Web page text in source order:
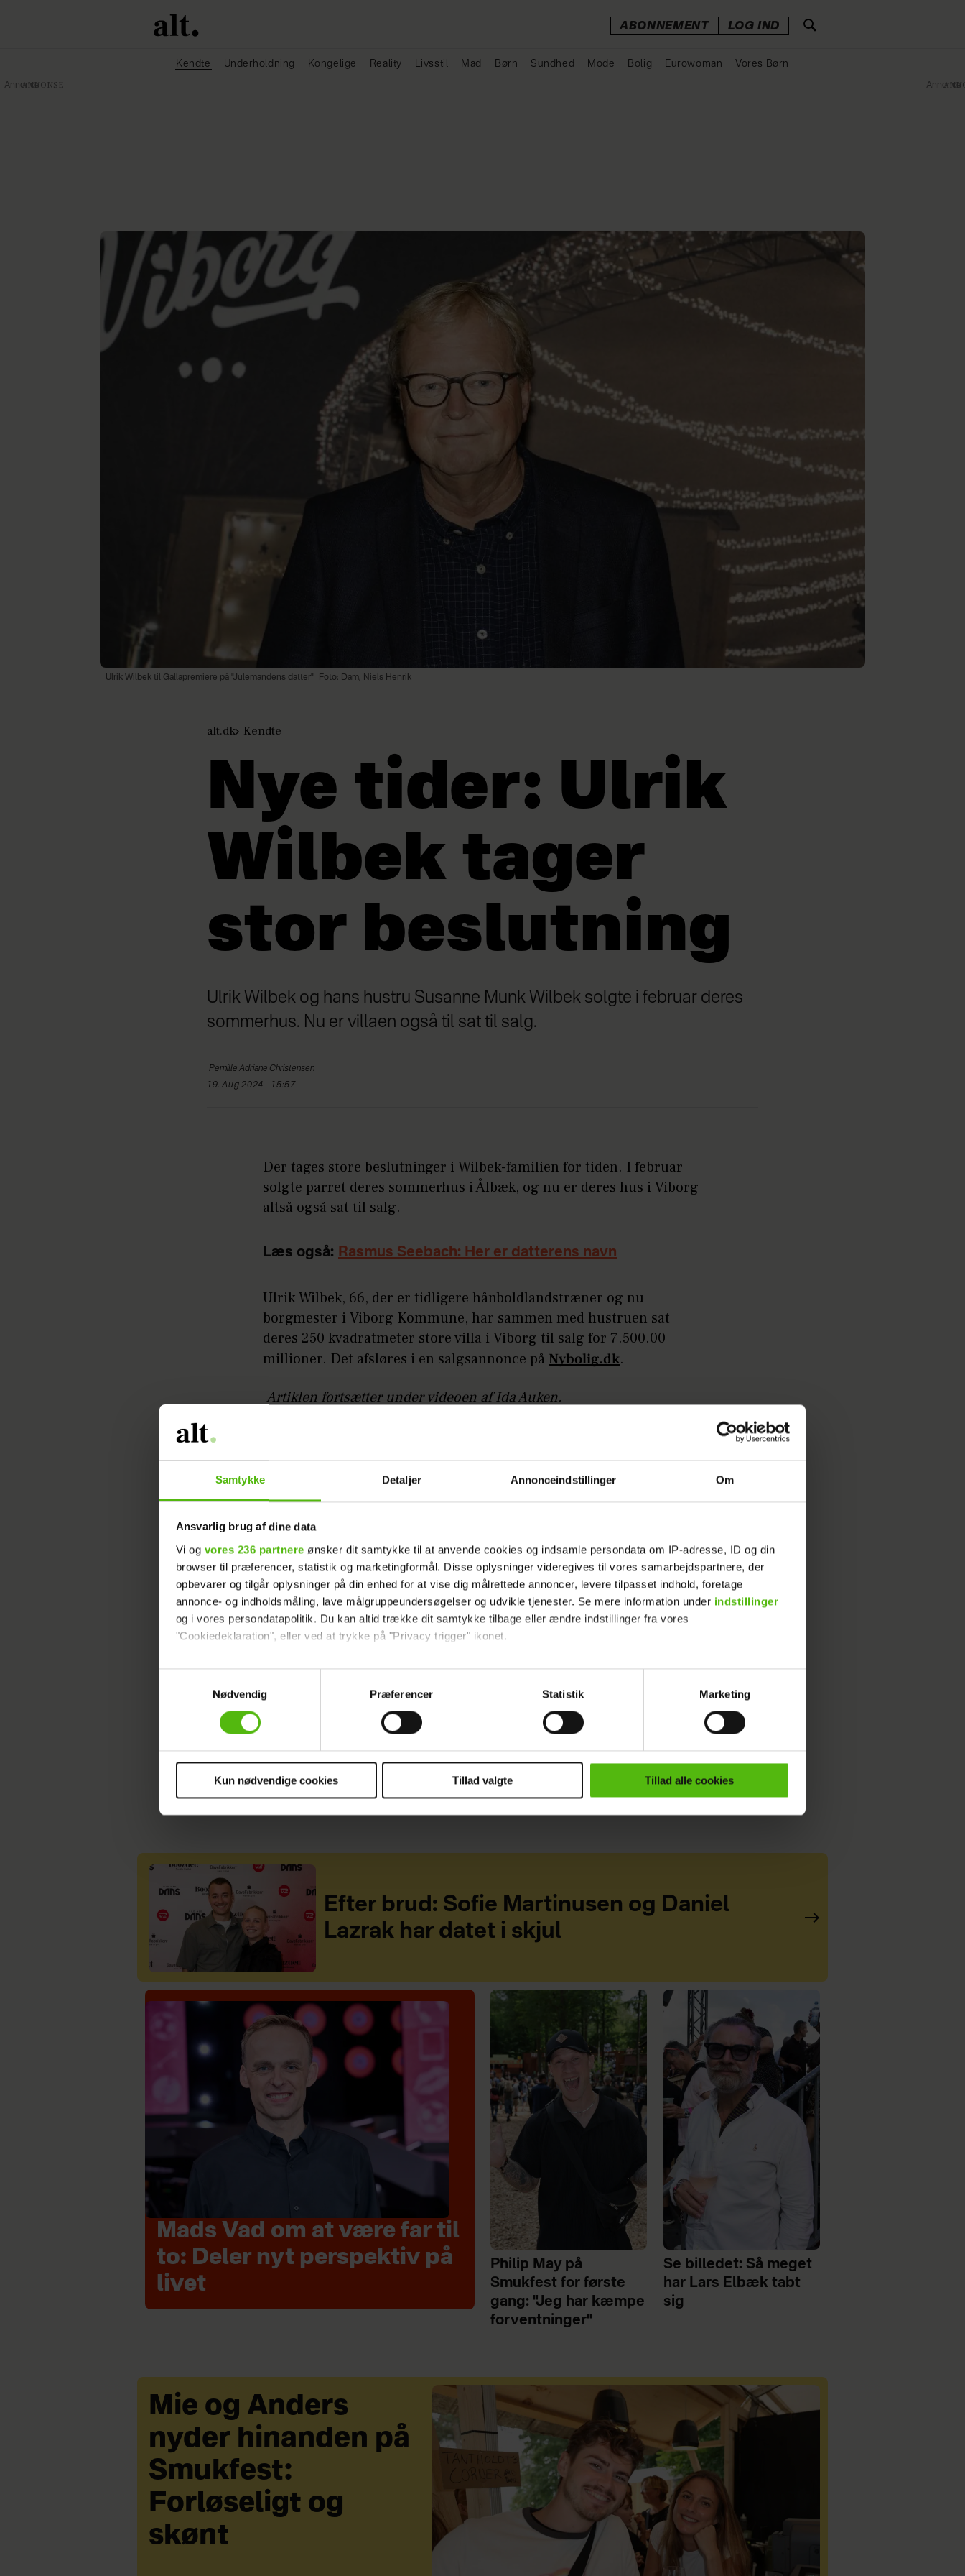
Samtykke Detaljer Annonceindstillinger Om
Ansvarlig brug af dine data
Vi og vores 236 partnere ønsker dit samtykke til at anvende cookies og indsamle persondata om IP-adresse, ID og din
browser til præferencer, statistik og marketingformål. Disse oplysninger videregives til vores samarbejdspartnere, der
opbevarer og tilgår oplysninger på din enhed for at vise dig målrettede annoncer, levere tilpasset indhold, foretage
annonce- og indholdsmåling, lave målgruppeundersøgelser og udvikle tjenester. Se mere information under indstillinger
og i vores persondatapolitik. Du kan altid trække dit samtykke tilbage eller ændre indstillinger fra vores
"Cookiedeklaration", eller ved at trykke på "Privacy trigger" ikonet.
Dine valg anvendes på hele websitet.
Vi ønsker dit samtykke til at indsamle og bruge data for at kunne levere og finansiere relevant journalistisk indhold til dig.
Vi anvender egne cookies og cookies fra tredjeparter til at at optimere dit besøg på vores hjemmeside. Vi indsamler data
sociale medier.
Nødvendig
Præferencer Statistik Marketing
Kun nødvendige cookies Tillad valgte Tillad alle cookies
ABONNEMENT LOG IND
Kendte Underholdning Kongelige Reality Livsstil Mad Børn Sundhed Mode Bolig Eurowoman Vores Børn
Ulrik Wilbek til Gallapremiere på "Julemandens datter" Foto: Dam, Niels Henrik
alt.dk Kendte
Nye tider: Ulrik
Wilbek tager
stor beslutning
Ulrik Wilbek og hans hustru Susanne Munk Wilbek solgte i februar deres
sommerhus. Nu er villaen også til sat til salg.
Pernille Adriane Christensen
19. Aug 2024 - 15:57
Der tages store beslutninger i Wilbek-familien for tiden. I februar
solgte parret deres sommerhus i Ålbæk, og nu er deres hus i Viborg
altså også sat til salg.
Læs også: Rasmus Seebach: Her er datterens navn
Ulrik Wilbek, 66, der er tidligere hånboldlandstræner og nu
borgmester i Viborg Kommune, har sammen med hustruen sat
deres 250 kvadratmeter store villa i Viborg til salg for 7.500.00
millioner. Det afsløres i en salgsannonce på Nybolig.dk.
Artiklen fortsætter under videoen af Ida Auken.
Ulrik nemlig også fortælle, at han ikke genopstiller til næste
kommunalvalg i 2025. Det vil altså sige, at han efter otte år stopper
LÆS OGSÅ
Har taget svær beslutning: Det er ikke til at
bære
Efter brud: Sofie Martinusen og Daniel
Lazrak har datet i skjul
Mads Vad om at være far til
to: Deler nyt perspektiv på
livet
Philip May på
Smukfest for første
gang: "Jeg har kæmpe
forventninger"
Se billedet: Så meget
har Lars Elbæk tabt
sig
Mie og Anders
nyder hinanden på
Smukfest:
Forløseligt og
skønt
Annonce Annonce